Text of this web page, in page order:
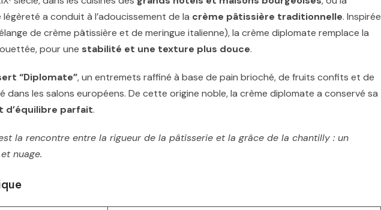
a conduit à l’adoucissement de la crème pâtissière traditionnelle. Inspirée
de crème pâtissière et de meringue italienne), la crème diplomate remplace la
pour une stabilité et une texture plus douce.
“Diplomate”, un entremets raffiné à base de pain brioché, de fruits confits et de
dans les salons européens. De cette origine noble, la crème diplomate a conservé sa
d’équilibre parfait.
la rencontre entre la rigueur de la pâtisserie et la grâce de la chantilly : un
nuage.